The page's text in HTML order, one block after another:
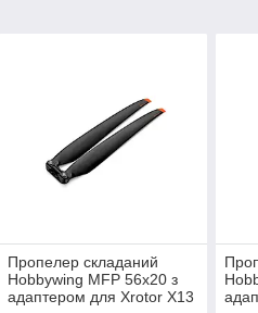
Пропелер складаний
Hobbywing MFP 56x20 з
адаптером для Xrotor X13